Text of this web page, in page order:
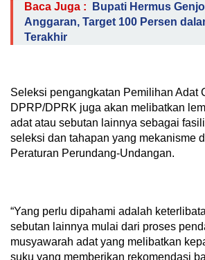
Baca Juga :
Bupati Hermus
Anggaran, Target 100 Persen
Terakhir
Seleksi pengangkatan Pemilihan Adat
DPRP/DPRK juga akan melibatkan
adat atau sebutan lainnya sebagai
seleksi dan tahapan yang mekanisme
Peraturan Perundang-Undangan.
“Yang perlu dipahami adalah
sebutan lainnya mulai dari proses
musyawarah adat yang melibatkan
suku yang memberikan rekomendasi